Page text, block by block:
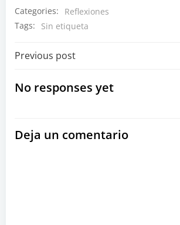
Categories:
Reflexiones
Tags:
Sin etiqueta
Navegación
por
entradas
Previous post
No responses yet
Deja un comentario